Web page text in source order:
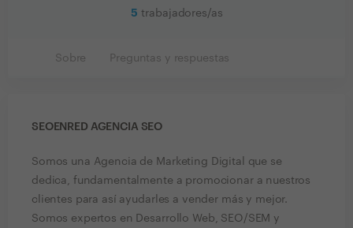
5 trabajadores/as
Sobre Preguntas y respuestas
SEOENRED AGENCIA SEO
Somos una Agencia de Marketing Digital que se
dedica, fundamentalmente a promocionar a nuestros
clientes para así ayudarles a vender más y mejor.
Somos expertos en Desarrollo Web, SEO/SEM y